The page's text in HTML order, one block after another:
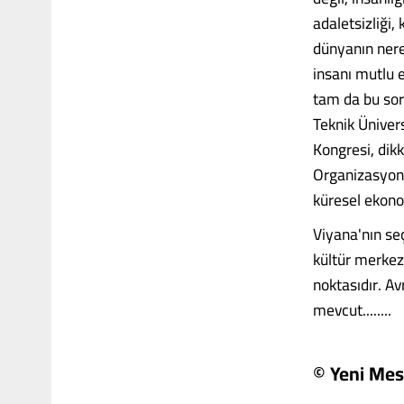
adaletsizliği,
dünyanın
insanı
tam da bu
Teknik
Kongresi,
küresel
Viyana'nın
kültür
noktasıdır.
mevcut........
© Yeni